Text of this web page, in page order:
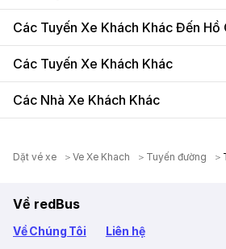
Các Tuyến Xe Khách Khác Đến Hồ
Các Tuyến Xe Khách Khác
Các Nhà Xe Khách Khác
Dặt vé xe Ve Xe Khach Tuyến đường
Về redBus
Về Chúng Tôi Liên hệ